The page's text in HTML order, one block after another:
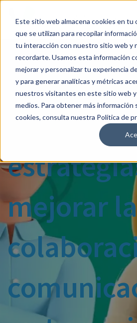
Este sitio web almacena cookies en tu
que se utilizan para recopilar
tu interacción con nuestro sitio web y
recordarte. Usamos esta información
mejorar y personalizar tu experiencia
y para generar analíticas y métricas
nuestros visitantes en este sitio web
medios. Para obtener más información
cookies, consulta nuestra Política de
Fuerza de
ventas: 3
mejorar la